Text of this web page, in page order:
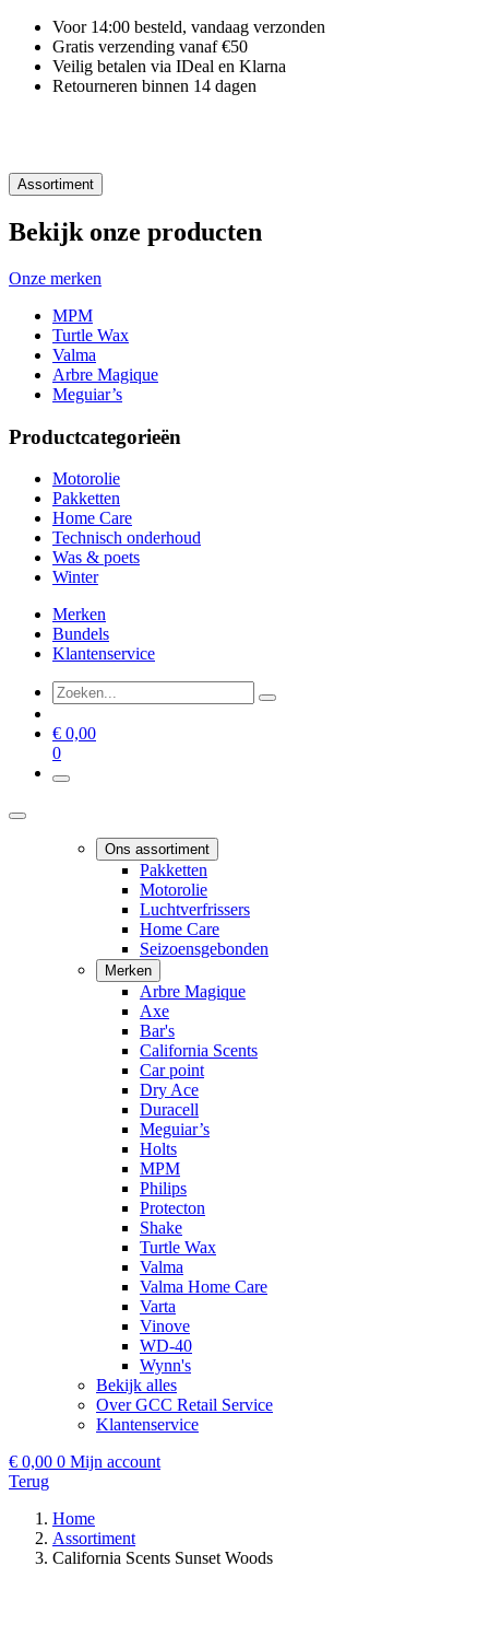
Voor 14:00 besteld, vandaag verzonden
Gratis verzending vanaf €50
Veilig betalen via IDeal en Klarna
Retourneren binnen 14 dagen
Assortiment
Bekijk onze producten
Onze merken
MPM
Turtle Wax
Valma
Arbre Magique
Meguiar’s
Productcategorieën
Motorolie
Pakketten
Home Care
Technisch onderhoud
Was & poets
Winter
Merken
Bundels
Klantenservice
€ 0,00
0
Ons assortiment
Pakketten
Motorolie
Luchtverfrissers
Home Care
Seizoensgebonden
Merken
Arbre Magique
Axe
Bar's
California Scents
Car point
Dry Ace
Duracell
Meguiar’s
Holts
MPM
Philips
Protecton
Shake
Turtle Wax
Valma
Valma Home Care
Varta
Vinove
WD-40
Wynn's
Bekijk alles
Over GCC Retail Service
Klantenservice
€ 0,00 0 Mijn account
Terug
Home
Assortiment
California Scents Sunset Woods